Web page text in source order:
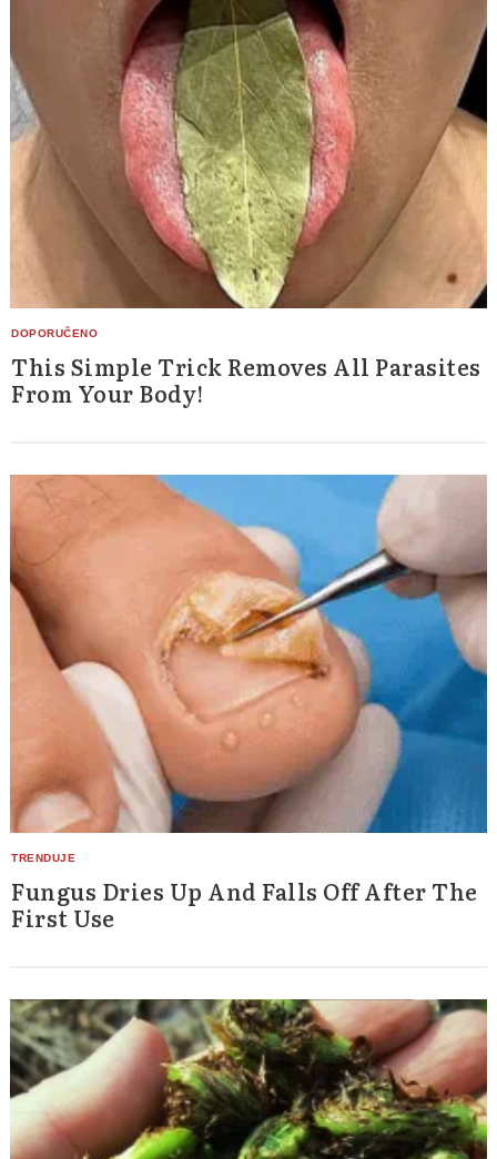
This Simple Trick Removes All Parasites
From Your Body!
Fungus Dries Up And Falls Off After The
First Use
Search
for: